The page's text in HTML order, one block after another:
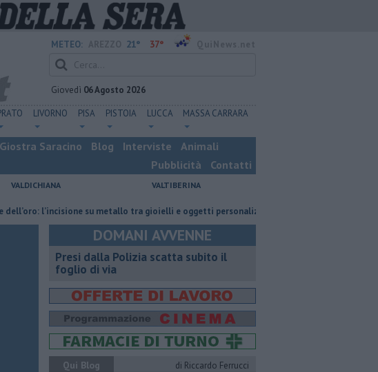
METEO: 21° 37°
Giovedì 06 Agosto 2026
LIVORNO PISA PISTOIA LUCCA MASSA CARRARA
Giostra Saracino Blog Interviste
Animali
Pubblicità
Contatti
VALDICHIANA VALTIBERINA
l’incisione su metallo tra gioielli e oggetti personalizzati
DOMANI AVVENNE
Presi dalla Polizia scatta subito il
foglio di via
Qui Blog
di Riccardo Ferrucci